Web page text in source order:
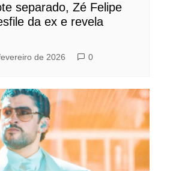
separado, Zé Felipe
da ex e revela
de 2026 0